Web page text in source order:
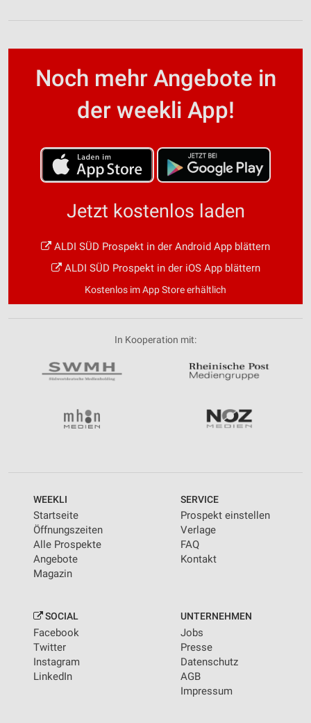
Noch mehr Angebote in
der weekli App!
Jetzt kostenlos laden
ALDI SÜD Prospekt in der Android App blättern
ALDI SÜD Prospekt in der iOS App blättern
Kostenlos im App Store erhältlich
In Kooperation mit:
WEEKLI
Startseite
Öffnungszeiten
Alle Prospekte
Angebote
Magazin
SERVICE
Prospekt einstellen
Verlage
FAQ
Kontakt
SOCIAL
Facebook
Twitter
Instagram
LinkedIn
UNTERNEHMEN
Jobs
Presse
Datenschutz
AGB
Impressum